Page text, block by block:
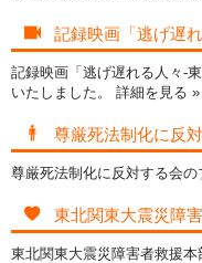
記録映画「逃げ遅
記録映画「逃げ遅れる人々-
いたしました。 詳細を見る »
尊厳死法制化に反
尊厳死法制化に反対する会の
東北関東大震災障
東北関東大震災障害者救援